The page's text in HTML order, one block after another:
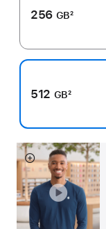
256 GB2
512 GB2
Mehr
anzeigen